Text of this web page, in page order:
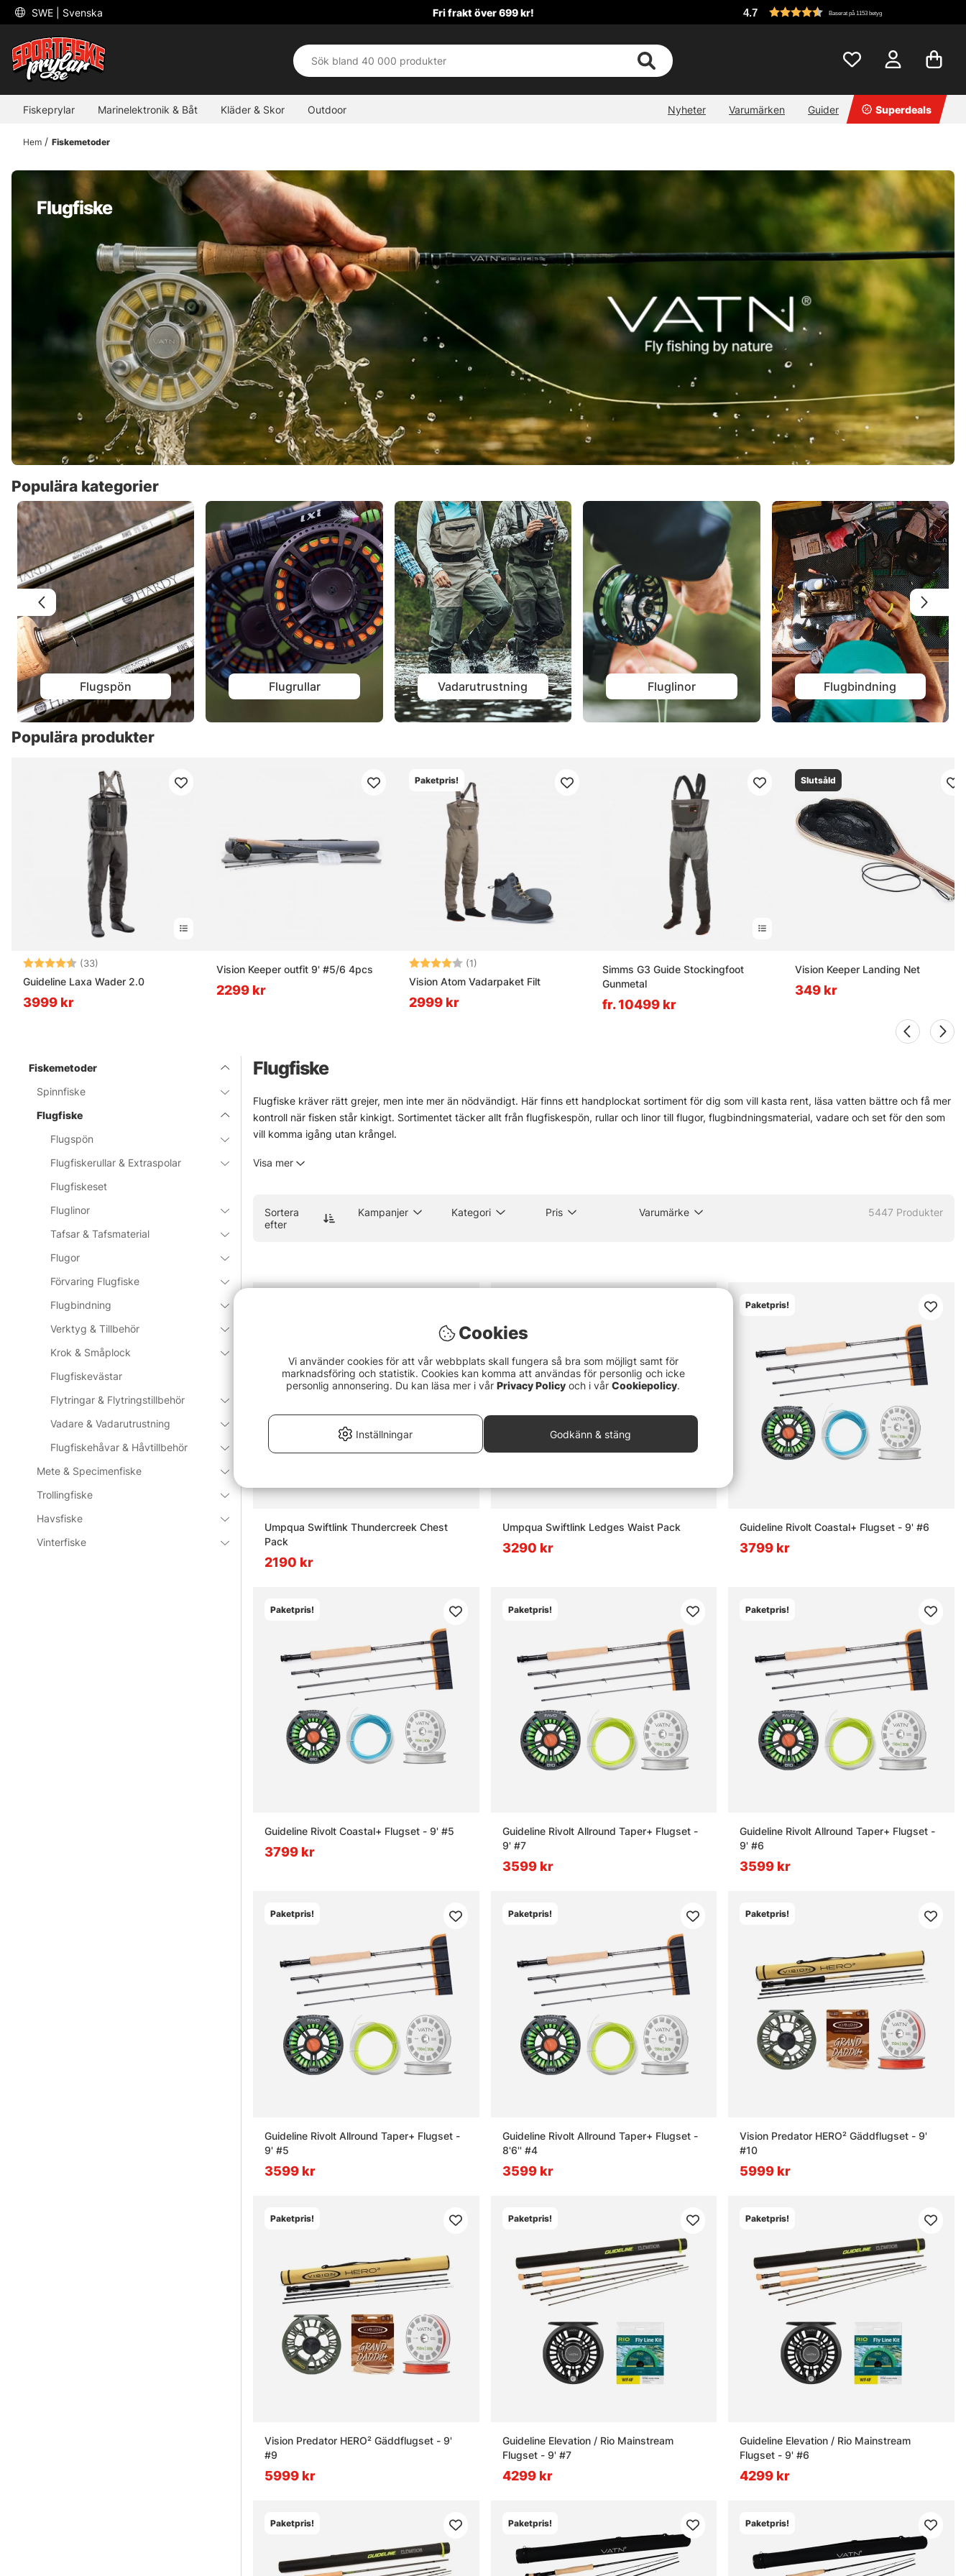
SWE | Svenska Fri frakt över 699 kr! 4.7 Baserat på 1153 betyg
Fiskeprylar Marinelektronik & Båt Kläder & Skor Outdoor Nyheter Varumärken Guider Superdeals
Hem Fiskemetoder
Flugfiske
Populära kategorier
Flugspön Flugrullar Vadarutrustning Fluglinor Flugbindning
Populära produkter
Betyg: (33)
Guideline Laxa Wader 2.0
3999 kr
Vision Keeper outfit 9' #5/6 4pcs
2299 kr
Paketpris!
Betyg: (1)
Vision Atom Vadarpaket Filt
2999 kr
Simms G3 Guide Stockingfoot
Gunmetal
fr. 10499 kr
Slutsåld
Vision Keeper Landing Net
349 kr
Fiskemetoder
Spinnfiske
Flugfiske
Flugspön
Flugfiskerullar & Extraspolar
Flugfiskeset
Fluglinor
Tafsar & Tafsmaterial
Flugor
Förvaring Flugfiske
Flugbindning
Verktyg & Tillbehör
Krok & Småplock
Flugfiskevästar
Flytringar & Flytringstillbehör
Vadare & Vadarutrustning
Flugfiskehåvar & Håvtillbehör
Mete & Specimenfiske
Trollingfiske
Havsfiske
Vinterfiske
Flugfiske
Flugfiske kräver rätt grejer, men inte mer än nödvändigt. Här finns ett handplockat sortiment för dig som vill kasta rent, läsa vatten bättre och få mer
kontroll när fisken står kinkigt. Sortimentet täcker allt från flugfiskespön, rullar och linor till flugor, flugbindningsmaterial, vadare och set för den som
vill komma igång utan krångel.
start. Märken som Vision, Simms, Patagonia, A.Jensen, Sage, RIO, Loop, Guideline och Pool 12 finns med, eftersom de ofta levererar när det blir blött,
värd ett besök för den som vill se prylarna på nära håll och känna skillnaden mellan olika delar innan säsongen drar igång på allvar.
Vad är ett flugfiskeset?
Vad är flugbindningsmaterial?
Vad är vadarbyxor och varför används de?
Visa mer
Sortera
efter
Kampanjer Kategori Pris Varumärke 5447 Produkter
Umpqua Swiftlink Thundercreek Chest
Pack
2190 kr
Umpqua Swiftlink Ledges Waist Pack
3290 kr
Paketpris!
Guideline Rivolt Coastal+ Flugset - 9' #6
3799 kr
Paketpris!
Guideline Rivolt Coastal+ Flugset - 9' #5
3799 kr
Paketpris!
Guideline Rivolt Allround Taper+ Flugset -
9' #7
3599 kr
Paketpris!
Guideline Rivolt Allround Taper+ Flugset -
9' #6
3599 kr
Paketpris!
Guideline Rivolt Allround Taper+ Flugset -
9' #5
3599 kr
Paketpris!
Guideline Rivolt Allround Taper+ Flugset -
8'6'' #4
3599 kr
Paketpris!
Vision Predator HERO² Gäddflugset - 9'
#10
5999 kr
Paketpris!
Vision Predator HERO² Gäddflugset - 9'
#9
5999 kr
Paketpris!
Guideline Elevation / Rio Mainstream
Flugset - 9' #7
4299 kr
Paketpris!
Guideline Elevation / Rio Mainstream
Flugset - 9' #6
4299 kr
Paketpris! Paketpris! Paketpris!
Cookies
Vi använder cookies för att vår webbplats skall fungera så bra som möjligt samt för
marknadsföring och statistik. Cookies kan komma att användas för personlig och icke
personlig annonsering. Du kan läsa mer i vår Privacy Policy och i vår Cookiepolicy.
Inställningar Godkänn & stäng